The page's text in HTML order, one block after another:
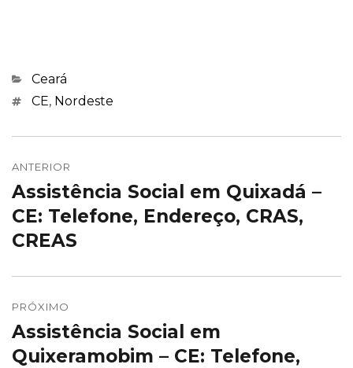
Categorias
Ceará
Marcações
CE, Nordeste
de
Post
ANTERIOR
Post
anterior:
Assistência Social em Quixadá –
CE: Telefone, Endereço, CRAS,
CREAS
PRÓXIMO
Próximo
post:
Assistência Social em
Quixeramobim – CE: Telefone,